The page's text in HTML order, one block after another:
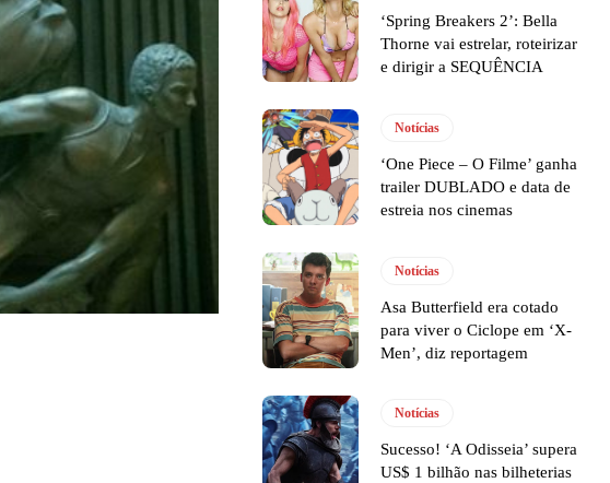
‘Spring Breakers 2’: Bella
Thorne vai estrelar, roteirizar
e dirigir a SEQUÊNCIA
Notícias
‘One Piece – O Filme’ ganha
trailer DUBLADO e data de
estreia nos cinemas
Notícias
Asa Butterfield era cotado
para viver o Ciclope em ‘X-
Men’, diz reportagem
Notícias
Sucesso! ‘A Odisseia’ supera
US$ 1 bilhão nas bilheterias